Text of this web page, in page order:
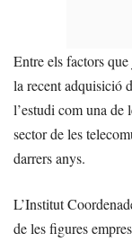
Entre els factors
la recent adquisició
l’estudi com una de
sector de les
darrers anys.
L’Institut
de les figures